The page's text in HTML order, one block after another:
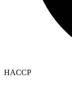
HACCP